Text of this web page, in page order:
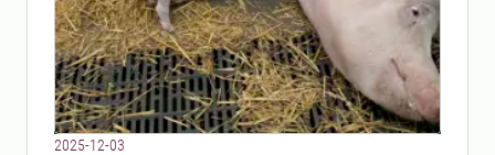
2025-12-03